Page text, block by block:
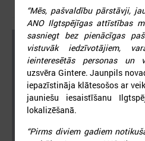
“Mēs, pašvaldību pārstāvji,
ANO Ilgtspējīgas attīstības
sasniegt bez pienācīgas
vistuvāk iedzīvotājiem,
ieinteresētās personas un
uzsvēra Gintere. Jaunpils
iepazīstināja klātesošos ar
jauniešu iesaistīšanu
lokalizēšanā.
“Pirms diviem gadiem